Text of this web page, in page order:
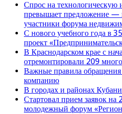
Спрос на технологическую
превышает предложение —
участники форума
С нового учебного года в
проект
В Краснодарском крае с
отремонтировали 209
Важные правила
компанию
В городах и районах
Стартовал прием заявок
молодежный форум